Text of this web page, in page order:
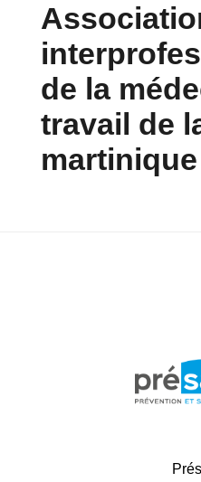
de la
travail de
martinique